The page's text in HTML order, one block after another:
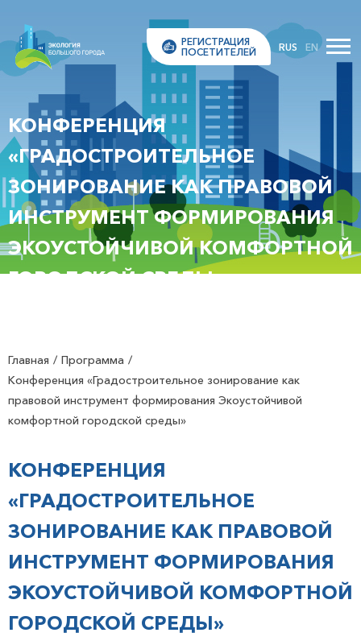
РЕГИСТРАЦИЯ
ПОСЕТИТЕЛЕЙ
RUS EN
КОНФЕРЕНЦИЯ
«ГРАДОСТРОИТЕЛЬНОЕ
ЗОНИРОВАНИЕ КАК ПРАВОВОЙ
ИНСТРУМЕНТ ФОРМИРОВАНИЯ
ЭКОУСТОЙЧИВОЙ КОМФОРТНОЙ
ГОРОДСКОЙ СРЕДЫ»
Главная
Программа
Конференция «Градостроительное зонирование как
правовой инструмент формирования Экоустойчивой
комфортной городской среды»
КОНФЕРЕНЦИЯ
«ГРАДОСТРОИТЕЛЬНОЕ
ЗОНИРОВАНИЕ КАК ПРАВОВОЙ
ИНСТРУМЕНТ ФОРМИРОВАНИЯ
ЭКОУСТОЙЧИВОЙ КОМФОРТНОЙ
ГОРОДСКОЙ СРЕДЫ»